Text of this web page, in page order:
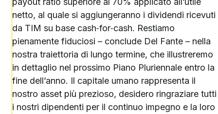
netto, al quale si aggiungeranno i dividendi ricevuti
da TIM su base cash‑for‑cash. Restiamo
pienamente fiduciosi – conclude Del Fante – nella
nostra traiettoria di lungo termine, che illustreremo
in dettaglio nel prossimo Piano Pluriennale entro la
fine dell’anno. Il capitale umano rappresenta il
nostro asset più prezioso, desidero ringraziare tutti
i nostri dipendenti per il continuo impegno e la loro